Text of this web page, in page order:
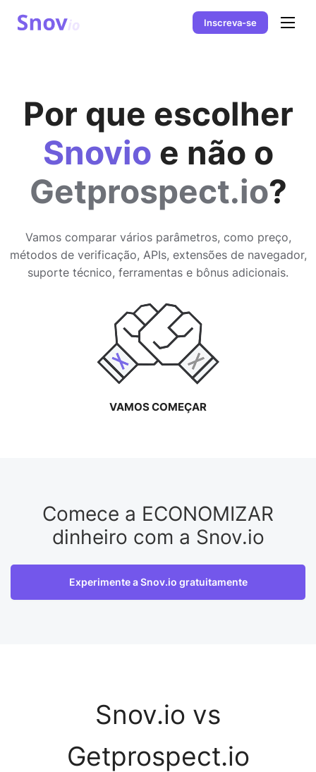
Inscreva-se
Por que escolher
Snovio e não o
Getprospect.io?
Vamos comparar vários parâmetros, como preço,
métodos de verificação, APIs, extensões de navegador,
suporte técnico, ferramentas e bônus adicionais.
VAMOS COMEÇAR
Comece a ECONOMIZAR
dinheiro com a Snov.io
Experimente a Snov.io gratuitamente
Snov.io vs
Getprospect.io